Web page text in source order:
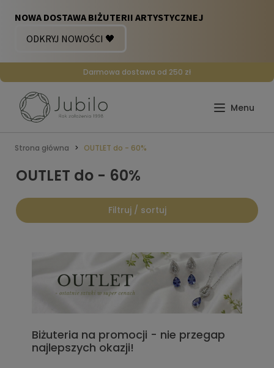
Darmowa dostawa od 250 zł
Strona główna OUTLET do - 60%
OUTLET do - 60%
Filtruj / sortuj
Biżuteria na promocji - nie przegap
najlepszych okazji!